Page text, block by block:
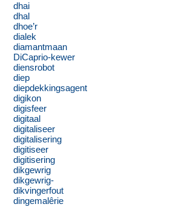
dhai
dhal
dhoe’r
dialek
diamantmaan
DiCaprio-kewer
diensrobot
diep
diepdekkingsagent
digikon
digisfeer
digitaal
digitaliseer
digitalisering
digitiseer
digitisering
dikgewrig
dikgewrig-
dikvingerfout
dingemalêrie